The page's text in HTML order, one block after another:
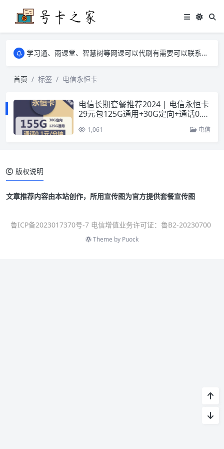
学习通、雨课堂、智慧树等网课可以代刷有需要可以联系邮箱i@tuzi.la
学习通、雨课堂、智慧树等网课可以代刷有需要可以联系邮箱i@tuzi.la
首页
标签 电信永恒卡
电信长期套餐推荐2024 | 电信永恒卡
29元包125G通用+30G定向+通话0.1
1,061 电信
版权说明
文章推荐内容由本站创作，所用宣传图为官方提供套餐宣传图
鲁ICP备2023017370号-7 电信增值业务许可证：鲁B2-20230700
Theme by Puock